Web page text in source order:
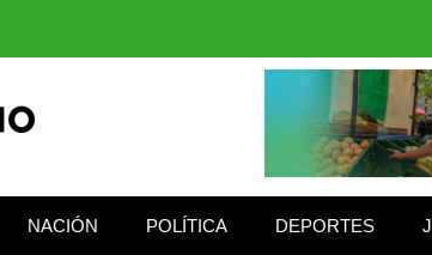
NACIÓN POLÍTICA DEPORTES